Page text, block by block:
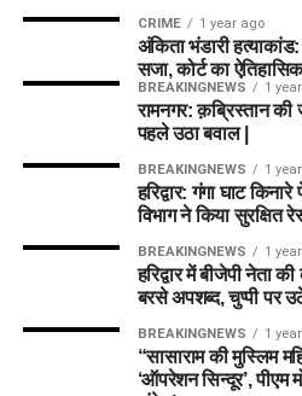
CRIME 1 year ago
अंकिता भंडारी
सजा, कोर्ट का
BREAKINGNEWS 1
रामनगर: क़ब्रिस्तान
पहले उठा बवाल |
BREAKINGNEWS 1
हरिद्वार: गंगा घाट
विभाग ने किया सुरक्षित
BREAKINGNEWS 1
हरिद्वार में बीजेपी नेता
बरसे अपशब्द, चुप्पी पर
BREAKINGNEWS 1
“सासाराम की मुस्लिम
‘ऑपरेशन सिन्दूर’, पीएम